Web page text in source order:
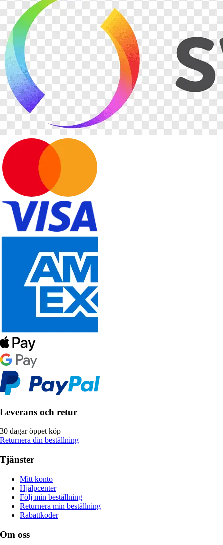
Leverans och retur
30 dagar öppet köp
Returnera din beställning
Tjänster
Mitt konto
Hjälpcenter
Följ min beställning
Returnera min beställning
Rabattkoder
Om oss